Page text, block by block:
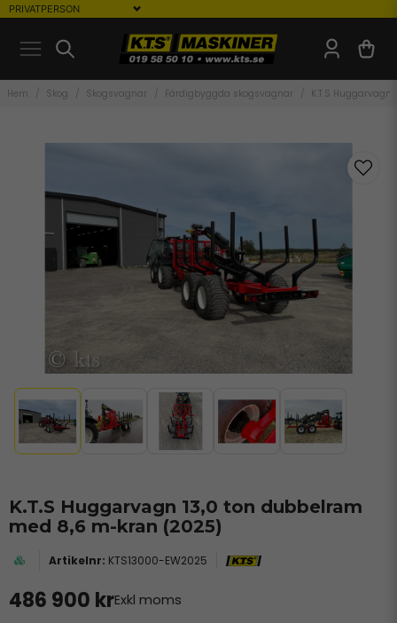
Hem Skog Skogsvagnar Färdigbyggda skogsvagnar K.T.S
K.T.S Huggarvagn 13,0 ton dubbelram
med 8,6 m-kran (2025)
KTS13000-EW2025
486 900 krExkl moms